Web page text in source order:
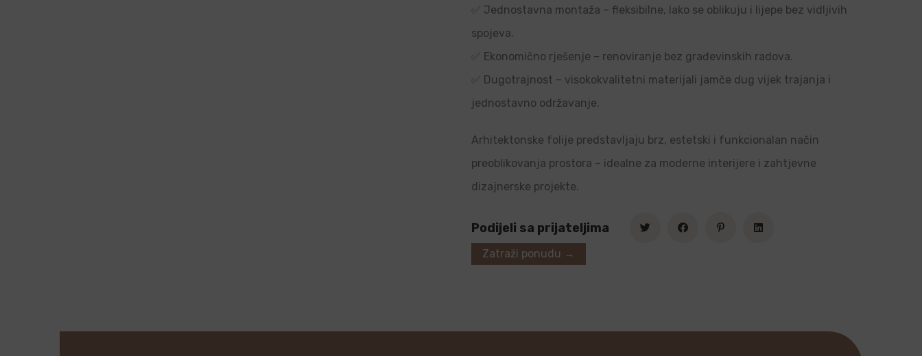
✅ Jednostavna montaža – fleksibilne, lako se oblikuju i lijepe bez vidljivih
spojeva.
✅ Ekonomično rješenje – renoviranje bez građevinskih radova.
✅ Dugotrajnost – visokokvalitetni materijali jamče dug vijek trajanja i
jednostavno održavanje.
Arhitektonske folije predstavljaju brz, estetski i funkcionalan način
preoblikovanja prostora – idealne za moderne interijere i zahtjevne
dizajnerske projekte.
Podijeli sa prijateljima
Zatraži ponudu →